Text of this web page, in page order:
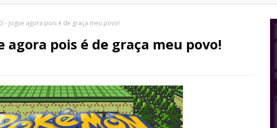
- Jogue agora pois é de graça meu povo!
agora pois é de graça meu povo!